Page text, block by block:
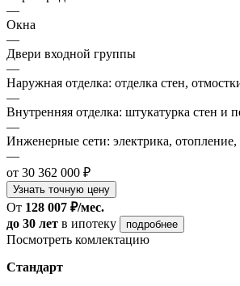
—
Окна
—
Двери входной группы
—
Наружная отделка: отделка стен,
—
Внутренняя отделка: штукатурка стен и
—
Инженерные сети: электрика,
—
от 30 362 000 ₽
Узнать точную цену
От 128 007 ₽/мес.
до 30 лет в ипотеку подробнее
Посмотреть комлектацию
Стандарт